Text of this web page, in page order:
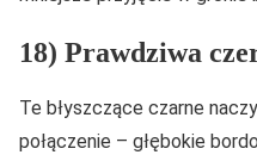
18) Prawdziwa
Te błyszczące czarne
połączenie – głębokie